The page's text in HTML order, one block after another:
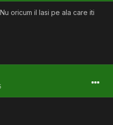
oricum il lasi pe ala care iti